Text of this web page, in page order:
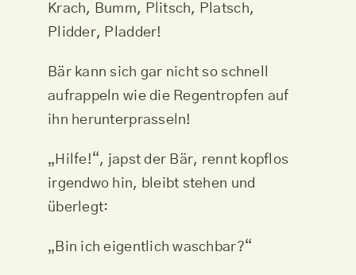
Krach, Bumm, Plitsch, Platsch,
Plidder, Pladder!
Bär kann sich gar nicht so schnell
aufrappeln wie die Regentropfen auf
ihn herunterprasseln!
„Hilfe!“, japst der Bär, rennt kopflos
irgendwo hin, bleibt stehen und
überlegt:
„Bin ich eigentlich waschbar?“